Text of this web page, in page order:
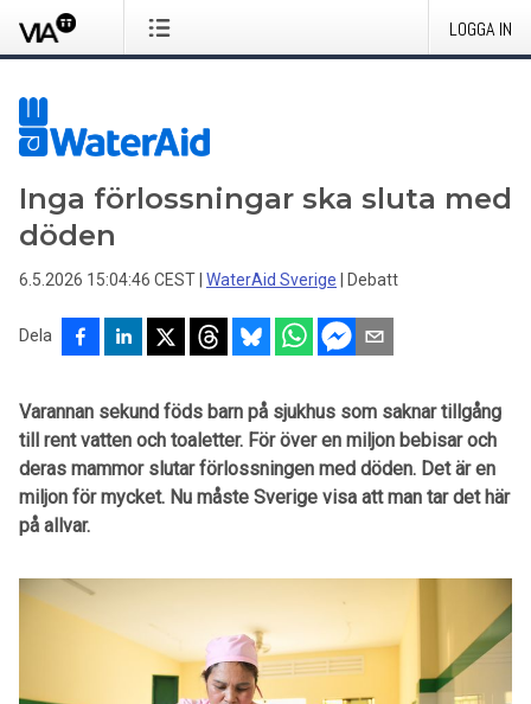
LOGGA IN
Inga förlossningar ska sluta med
döden
6.5.2026 15:04:46 CEST WaterAid Sverige Debatt
Dela
Varannan sekund föds barn på sjukhus som saknar tillgång
till rent vatten och toaletter. För över en miljon bebisar och
deras mammor slutar förlossningen med döden. Det är en
miljon för mycket. Nu måste Sverige visa att man tar det här
på allvar.